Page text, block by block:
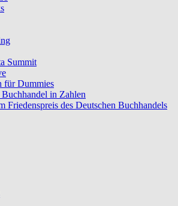
Summit
für Dummies
in Zahlen
Friedenspreis des Deutschen Buchhandels